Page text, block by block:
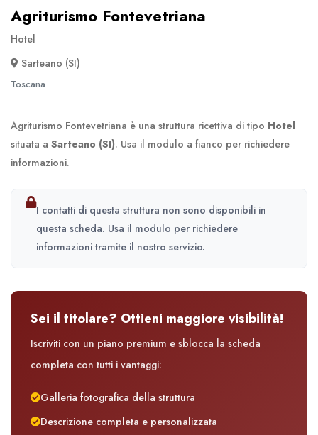
Agriturismo Fontevetriana
Hotel
Sarteano (SI)
Toscana
Agriturismo Fontevetriana è una struttura ricettiva di tipo Hotel
situata a Sarteano (SI). Usa il modulo a fianco per richiedere
informazioni.
I contatti di questa struttura non sono disponibili in
questa scheda. Usa il modulo per richiedere
informazioni tramite il nostro servizio.
Sei il titolare? Ottieni maggiore visibilità!
Iscriviti con un piano premium e sblocca la scheda
completa con tutti i vantaggi:
Galleria fotografica della struttura
Descrizione completa e personalizzata